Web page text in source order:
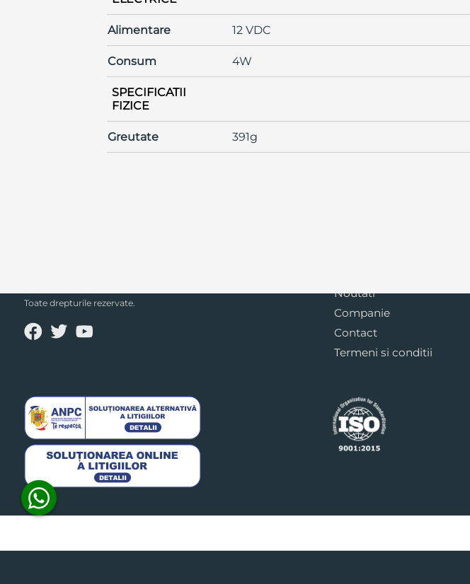
Alimentare 12 VDC
Consum 4W
SPECIFICATII
FIZICE
Greutate 391g
Toate drepturile rezervate.
Noutati
Companie
Contact
Termeni si conditii